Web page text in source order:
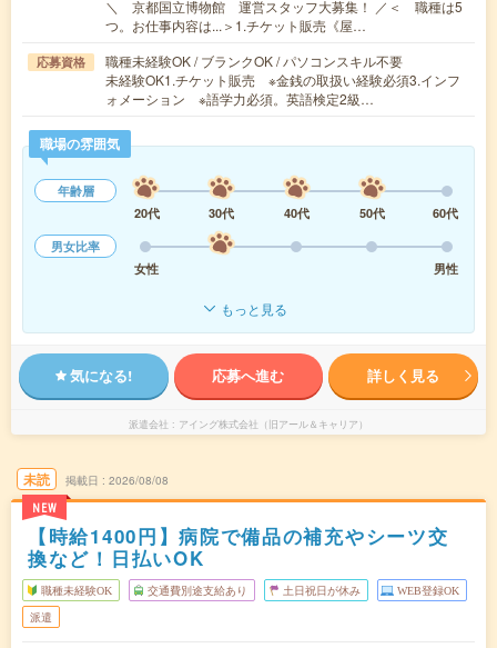
＼ 京都国立博物館 運営スタッフ大募集！ ／＜ 職種は5
つ。お仕事内容は...＞1.チケット販売《屋…
応募資格
職種未経験OK / ブランクOK / パソコンスキル不要
未経験OK1.チケット販売 ※金銭の取扱い経験必須3.インフ
ォメーション ※語学力必須。英語検定2級…
職場の雰囲気
年齢層
20代
30代 40代 50代
60代
男女比率
女性
男性
もっと見る
気になる! 応募へ進む 詳しく見る
派遣会社 アイング株式会社（旧アール＆キャリア）
未読
NEW
掲載日 2026/08/08
【時給1400円】病院で備品の補充やシーツ交
換など！日払いOK
職種未経験OK 交通費別途支給あり 土日祝日が休み WEB登録OK
派遣